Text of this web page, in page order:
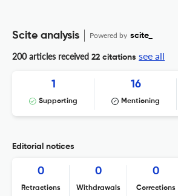
Scite analysis Powered by scite_
200 articles received 22 citations see all
1
Supporting
16
Mentioning
Editorial notices
0
Retractions
0
Withdrawals
0
Corrections